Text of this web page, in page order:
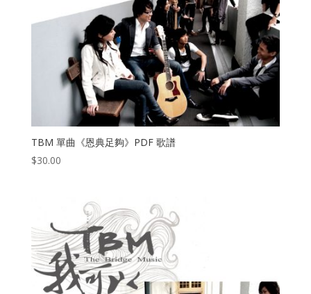
TBM 單曲《恩典足夠》PDF 歌譜
$30.00